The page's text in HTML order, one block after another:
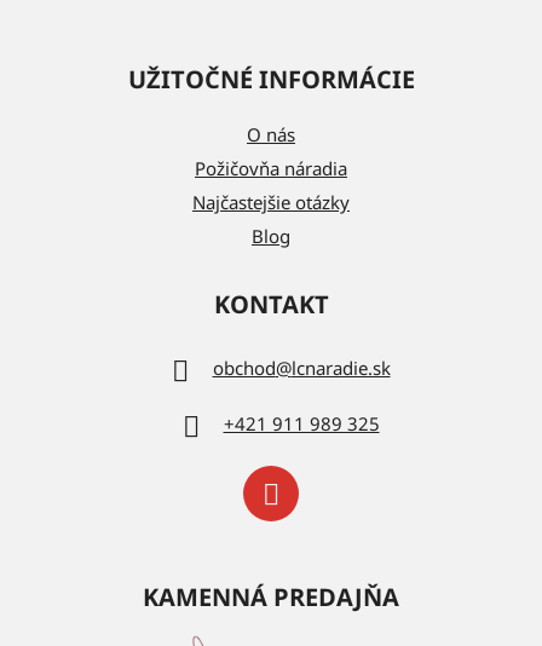
UŽITOČNÉ INFORMÁCIE
O nás
Požičovňa náradia
Najčastejšie otázky
Blog
KONTAKT
obchod@lcnaradie.sk
+421 911 989 325
KAMENNÁ PREDAJŇA